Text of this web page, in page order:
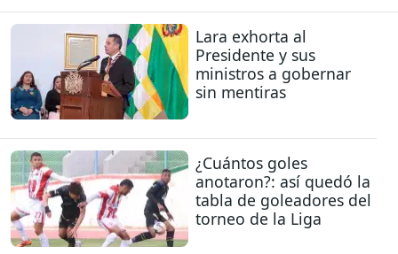
Lara exhorta al
Presidente y sus
ministros a gobernar
sin mentiras
¿Cuántos goles
anotaron?: así quedó la
tabla de goleadores del
torneo de la Liga